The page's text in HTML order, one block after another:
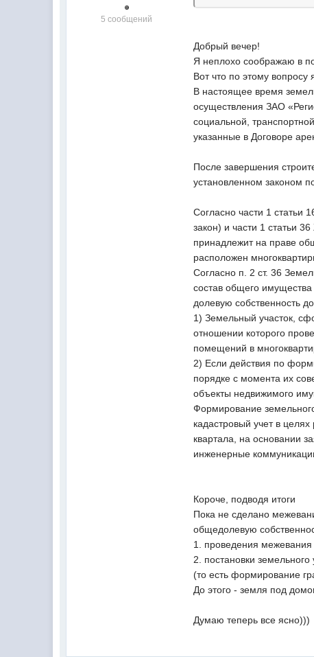
5 сообщений
Добрый вечер!
Я неплохо соображаю в
Вот что по этому вопросу
В настоящее время
осуществления ЗАО
социальной,
указанные в Договоре
После завершения
установленном законом
Согласно части 1 статьи
закон) и части 1 статьи
принадлежит на праве
расположен
Согласно п. 2 ст. 36
состав общего
долевую собственность
1) Земельный участок,
отношении которого
помещений в
2) Если действия по
порядке с момента их
объекты недвижимого
Формирование
кадастровый учет в
квартала, на основании
инженерные
Короче, подводя итоги
Пока не сделано
общедолевую
1. проведения межевания
2. постановки земельного
(то есть формирование
До этого - земля под
Думаю теперь все ясно)))